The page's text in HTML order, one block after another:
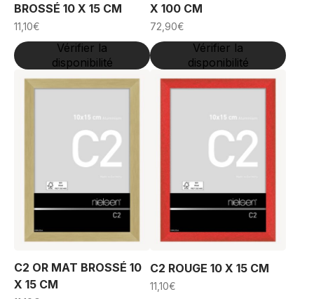
BROSSÉ 10 X 15 CM
11,10€
Vérifier la
disponibilité
X 100 CM
72,90€
Vérifier la
disponibilité
C2 OR MAT BROSSÉ 10
X 15 CM
C2 ROUGE 10 X 15 CM
11,10€